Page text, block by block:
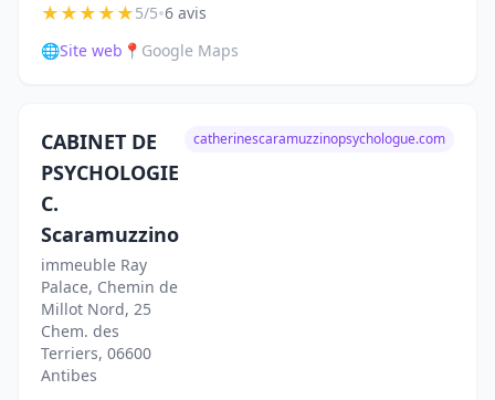
★★★★★5/5•6 avis
🌐Site web 📍 Google Maps
CABINET DE
PSYCHOLOGIE
C.
Scaramuzzino
immeuble Ray
Palace, Chemin de
Millot Nord, 25
Chem. des
Terriers, 06600
Antibes
catherinescaramuzzinopsychologue.com